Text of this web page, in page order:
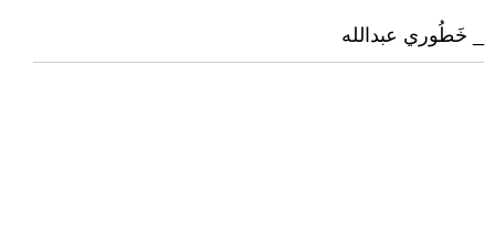
_ خَطُوري عبدالله